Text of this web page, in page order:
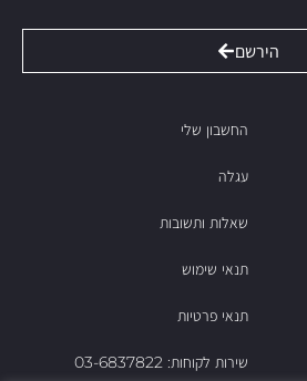
הירשם
החשבון שלי
עגלה
שאלות ותשובות
תנאי שימוש
תנאי פרטיות
שירות לקוחות: 03-6837822